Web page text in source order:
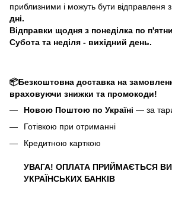
приблизними і можуть бути відправленя з
дні.
Відправки щодня з понеділка по
Субота та неділя - вихідний день.
📦Безкоштовна доставка на
враховуючи знижки та промокоди!
Новою Поштою по Україні — за
Готівкою при отриманні
Кредитною карткою
УВАГА! ОПЛАТА ПРИЙМАЄТЬСЯ
УКРАЇНСЬКИХ БАНКІВ